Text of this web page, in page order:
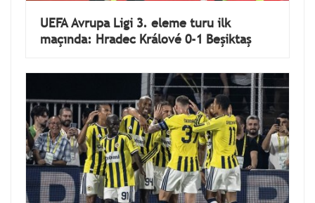
UEFA Avrupa Ligi 3. eleme turu ilk
maçında: Hradec Králové 0-1 Beşiktaş